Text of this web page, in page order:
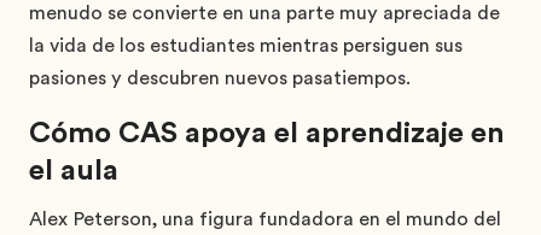
menudo se convierte en una parte muy apreciada de
la vida de los estudiantes mientras persiguen sus
pasiones y descubren nuevos pasatiempos.
Cómo CAS apoya el aprendizaje en
el aula
Alex Peterson, una figura fundadora en el mundo del